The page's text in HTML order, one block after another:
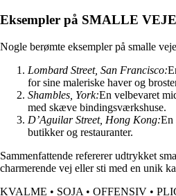
Eksempler på SMALLE VEJE
Nogle berømte eksempler på smalle
Lombard Street, San Francisco:
for sine maleriske haver og
Shambles, York:En velbevaret
med skæve bindingsværkshuse.
D’Aguilar Street, Hong Kong:En
butikker og restauranter.
Sammenfattende refererer udtrykket
charmerende vej eller sti med en unik
KVALME • SOJA • OFFENSIV •